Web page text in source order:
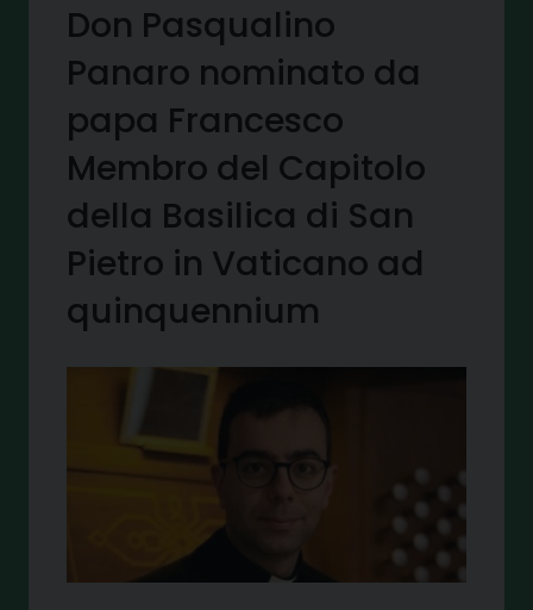
Don Pasqualino
Panaro nominato da
papa Francesco
Membro del Capitolo
della Basilica di San
Pietro in Vaticano ad
quinquennium